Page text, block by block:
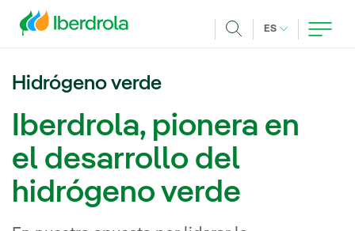
ES IDIOMA
Hidrógeno verde
Iberdrola, pionera en
el desarrollo del
hidrógeno verde